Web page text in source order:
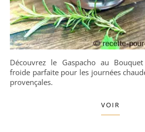
Découvrez le Gaspacho au Bouquet garni, une soupe
froide parfaite pour les journées
provençales.
VOIR